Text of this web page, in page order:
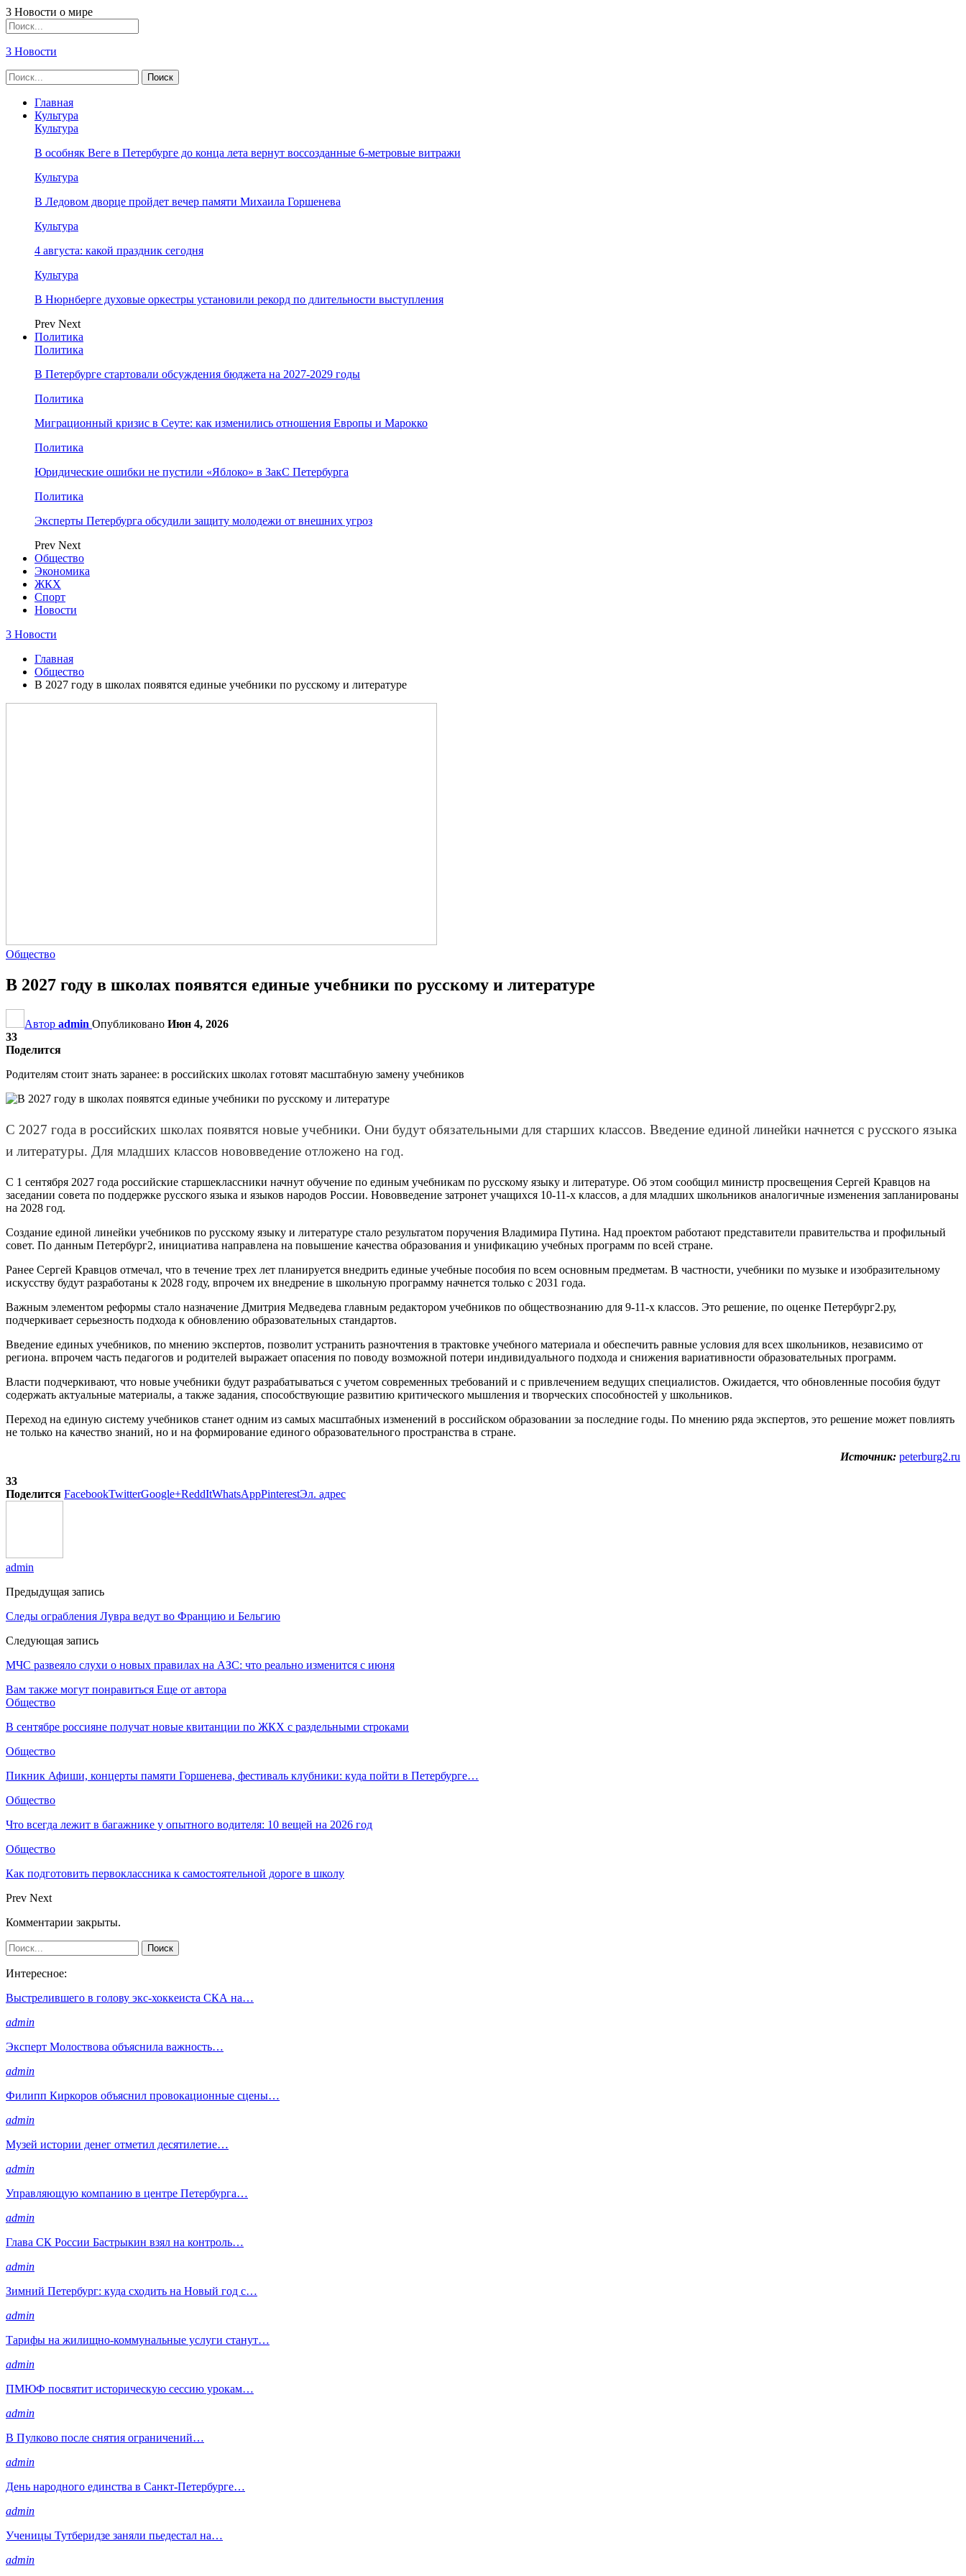
3 Новости о мире
3 Новости
Главная
Культура
Культура
В особняк Веге в Петербурге до конца лета вернут воссозданные 6-метровые витражи
Культура
В Ледовом дворце пройдет вечер памяти Михаила Горшенева
Культура
4 августа: какой праздник сегодня
Культура
В Нюрнберге духовые оркестры установили рекорд по длительности выступления
Prev Next
Политика
Политика
В Петербурге стартовали обсуждения бюджета на 2027-2029 годы
Политика
Миграционный кризис в Сеуте: как изменились отношения Европы и Марокко
Политика
Юридические ошибки не пустили «Яблоко» в ЗакС Петербурга
Политика
Эксперты Петербурга обсудили защиту молодежи от внешних угроз
Prev Next
Общество
Экономика
ЖКХ
Спорт
Новости
3 Новости
Главная
Общество
В 2027 году в школах появятся единые учебники по русскому и литературе
Общество
В 2027 году в школах появятся единые учебники по русскому и литературе
Автор admin Опубликовано Июн 4, 2026
33
Поделится
Родителям стоит знать заранее: в российских школах готовят масштабную замену учебников
С 2027 года в российских школах появятся новые учебники. Они будут обязательными для старших классов. Введение единой линейки начнется с русского языка
и литературы. Для младших классов нововведение отложено на год.
С 1 сентября 2027 года российские старшеклассники начнут обучение по единым учебникам по русскому языку и литературе. Об этом сообщил министр просвещения Сергей Кравцов на
заседании совета по поддержке русского языка и языков народов России. Нововведение затронет учащихся 10-11-х классов, а для младших школьников аналогичные изменения запланированы
на 2028 год.
Создание единой линейки учебников по русскому языку и литературе стало результатом поручения Владимира Путина. Над проектом работают представители правительства и профильный
совет. По данным Петербург2, инициатива направлена на повышение качества образования и унификацию учебных программ по всей стране.
Ранее Сергей Кравцов отмечал, что в течение трех лет планируется внедрить единые учебные пособия по всем основным предметам. В частности, учебники по музыке и изобразительному
искусству будут разработаны к 2028 году, впрочем их внедрение в школьную программу начнется только с 2031 года.
Важным элементом реформы стало назначение Дмитрия Медведева главным редактором учебников по обществознанию для 9-11-х классов. Это решение, по оценке Петербург2.ру,
подчеркивает серьезность подхода к обновлению образовательных стандартов.
Введение единых учебников, по мнению экспертов, позволит устранить разночтения в трактовке учебного материала и обеспечить равные условия для всех школьников, независимо от
региона. впрочем часть педагогов и родителей выражает опасения по поводу возможной потери индивидуального подхода и снижения вариативности образовательных программ.
Власти подчеркивают, что новые учебники будут разрабатываться с учетом современных требований и с привлечением ведущих специалистов. Ожидается, что обновленные пособия будут
содержать актуальные материалы, а также задания, способствующие развитию критического мышления и творческих способностей у школьников.
Переход на единую систему учебников станет одним из самых масштабных изменений в российском образовании за последние годы. По мнению ряда экспертов, это решение может повлиять
не только на качество знаний, но и на формирование единого образовательного пространства в стране.
Источник: peterburg2.ru
33
Поделится FacebookTwitterGoogle+ReddItWhatsAppPinterestЭл. адрес
admin
Предыдущая запись
Следы ограбления Лувра ведут во Францию и Бельгию
Следующая запись
МЧС развеяло слухи о новых правилах на АЗС: что реально изменится с июня
Вам также могут понравиться Еще от автора
Общество
В сентябре россияне получат новые квитанции по ЖКХ с раздельными строками
Общество
Пикник Афиши, концерты памяти Горшенева, фестиваль клубники: куда пойти в Петербурге…
Общество
Что всегда лежит в багажнике у опытного водителя: 10 вещей на 2026 год
Общество
Как подготовить первоклассника к самостоятельной дороге в школу
Prev Next
Комментарии закрыты.
Интересное:
Выстрелившего в голову экс-хоккеиста СКА на…
admin
Эксперт Молоствова объяснила важность…
admin
Филипп Киркоров объяснил провокационные сцены…
admin
Музей истории денег отметил десятилетие…
admin
Управляющую компанию в центре Петербурга…
admin
Глава СК России Бастрыкин взял на контроль…
admin
Зимний Петербург: куда сходить на Новый год с…
admin
Тарифы на жилищно-коммунальные услуги станут…
admin
ПМЮФ посвятит историческую сессию урокам…
admin
В Пулково после снятия ограничений…
admin
День народного единства в Санкт-Петербурге…
admin
Ученицы Тутберидзе заняли пьедестал на…
admin